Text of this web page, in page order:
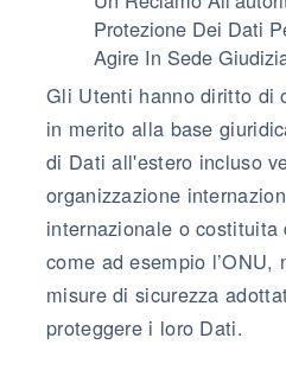
Protezione Dei Dati
Agire In Sede
Gli Utenti hanno diritto di
in merito alla base
di Dati all'estero incluso
organizzazione
internazionale o costituita
come ad esempio
misure di sicurezza
proteggere i loro Dati.